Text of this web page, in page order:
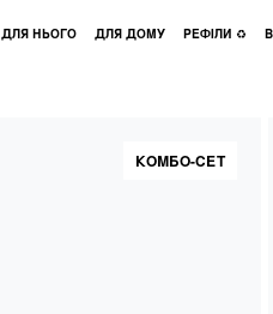
ДЛЯ НЬОГО ДЛЯ ДОМУ РЕФІЛИ ♻️
КОМБО-СЕТ